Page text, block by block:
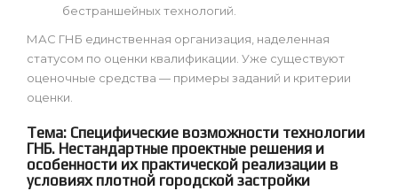
бестраншейных технологий.
МАС ГНБ единственная организация, наделенная
статусом по оценки квалификации. Уже существуют
оценочные средства — примеры заданий и критерии
оценки.
Тема: Специфические возможности технологии
ГНБ. Нестандартные проектные решения и
особенности их практической реализации в
условиях плотной городской застройки